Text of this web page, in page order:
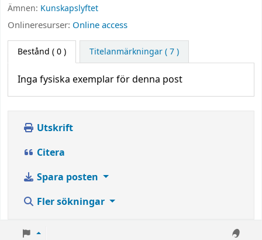
Ämnen: Kunskapslyftet
Onlineresurser: Online access
Bestånd ( 0 ) Titelanmärkningar ( 7 )
Inga fysiska exemplar för denna post
Utskrift
Citera
Spara posten
Fler sökningar